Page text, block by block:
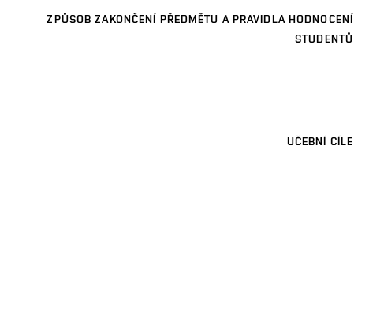
ZPŮSOB ZAKONČENÍ PŘEDMĚTU A PRAVIDLA HODNOCENÍ
STUDENTŮ
UČEBNÍ CÍLE